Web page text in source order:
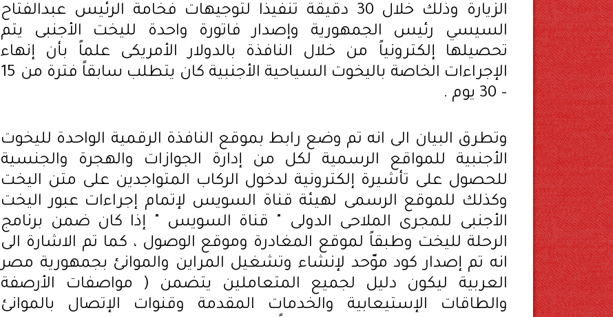
الزيارة وذلك خلال 30 دقيقة تنفيذا لتوجيهات فخامة الرئيس عبدالفتاح
السيسي رئيس الجمهورية وإصدار فاتورة واحدة لليخت الأجنبى يتم
تحصيلها إلكترونياً من خلال النافذة بالدولار الأمريكى علماً بأن إنهاء
الإجراءات الخاصة باليخوت السياحية الأجنبية كان يتطلب سابقاً فترة من 15
– 30 يوم .
وتطرق البيان الى انه تم وضع رابط بموقع النافذة الرقمية الواحدة لليخوت
الأجنبية للمواقع الرسمية لكل من إدارة الجوازات والهجرة والجنسية
للحصول على تأشيرة إلكترونية لدخول الركاب المتواجدين على متن اليخت
وكذلك للموقع الرسمى لهيئة قناة السويس لإتمام إجراءات عبور اليخت
الأجنبى للمجرى الملاحى الدولى " قناة السويس " إذا كان ضمن برنامج
الرحلة لليخت وطبقاً لموقع المغادرة وموقع الوصول ، كما تم الاشارة الى
انه تم إصدار كود موّحد لإنشاء وتشغيل المراين والموانئ بجمهورية مصر
العربية ليكون دليل لجميع المتعاملين يتضمن ( مواصفات الأرصفة
والطاقات الإستيعابية والخدمات المقدمة وقنوات الإتصال بالموانئ